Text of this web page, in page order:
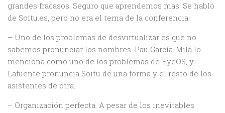
grandes fracasos. Seguro que aprendemos mas. Se habló
de Soitu.es, pero no era el tema de la conferencia.
– Uno de los problemas de desvirtualizar es que no
sabemos pronunciar los nombres. Pau García-Milá lo
menciona como uno de los problemas de EyeOS, y
Lafuente pronuncia Soitu de una forma y el resto de los
asistentes de otra.
– Organización perfecta. A pesar de los inevitables